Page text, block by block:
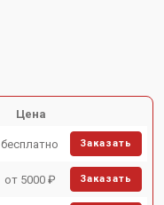
Цена
бесплатно Заказать
от 5000 ₽ Заказать